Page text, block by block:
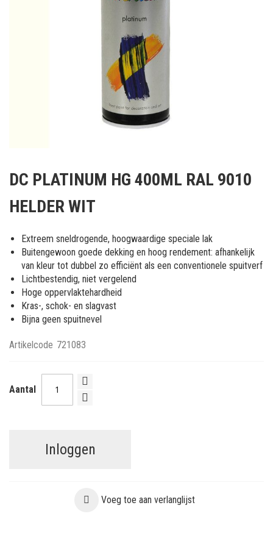
het
van
afbeeldingen-
gallerij
DC PLATINUM HG 400ML RAL 9010
HELDER WIT
Extreem sneldrogende, hoogwaardige speciale lak
Buitengewoon goede dekking en hoog rendement: afhankelijk
van kleur tot dubbel zo efficiënt als een conventionele spuitverf
Lichtbestendig, niet vergelend
Hoge oppervlaktehardheid
Kras-, schok- en slagvast
Bijna geen spuitnevel
Artikelcode 721083
Aantal
Inloggen
Voeg toe aan verlanglijst